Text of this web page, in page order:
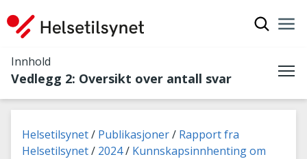
Innhold
Vedlegg 2: Oversikt over antall svar
Du er her:
Helsetilsynet Publikasjoner
Rapport fra
Helsetilsynet
2024
Kunnskapsinnhenting om